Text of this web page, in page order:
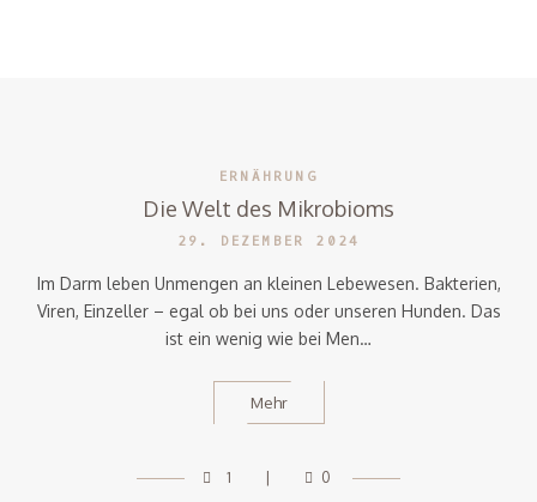
ERNÄHRUNG
Die Welt des Mikrobioms
29. DEZEMBER 2024
Im Darm leben Unmengen an kleinen Lebewesen. Bakterien,
Viren, Einzeller – egal ob bei uns oder unseren Hunden. Das
ist ein wenig wie bei Men…
Mehr
1 0